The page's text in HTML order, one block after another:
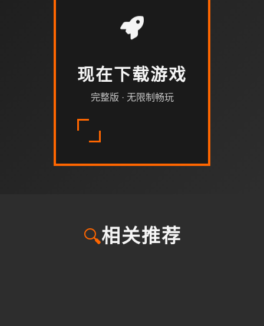
现在下载游戏
完整版 · 无限制畅玩
🔍相关推荐